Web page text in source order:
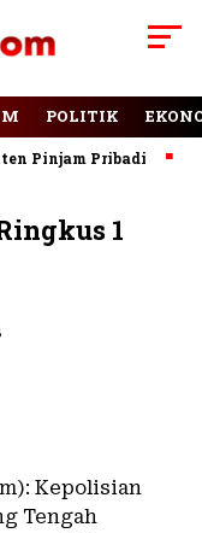
POLITIK
Pribadi
1
Kepolisian
Tengah